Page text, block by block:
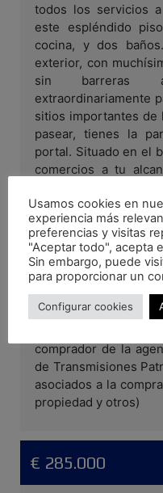
todos los servicios
este espléndido
cocina, y dos
exterior, con
sin barreras
extraordinariamente
sitios importantes de
pasear, tienes la
portal. Situado en el
comercios a tu
de ocio, y el Centro
Coto muy cerca.
seguro que no
Llámanos,
puerta.
Se informa a los
comprador de la
de Transmisiones
asociados a la
propiedad y otros)
€ 285.000
Usamos cookies en
experiencia más
preferencias y visitas
"Aceptar todo", acepta
Sin embargo, puede
para proporcionar un
Configurar cookies